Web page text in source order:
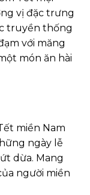
vị đặc trưng
truyền thống
với măng
món ăn hài
miền Nam
ngày lễ
dừa. Mang
người miền